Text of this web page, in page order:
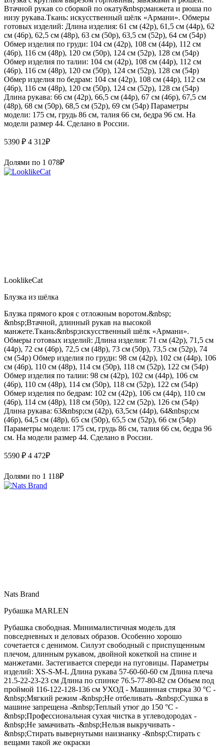
Втачной рукав со сборкой по окату&nbsp;манжета и рюша по
низу рукава.Ткань: искусственный шёлк «Армани». Обмеры
готовых изделий: Длина изделия: 61 см (42р), 61,5 см (44р), 62
см (46р), 62,5 см (48р), 63 см (50р), 63,5 см (52р), 64 см (54р)
Обмер изделия по груди: 104 см (42р), 108 см (44р), 112 см
(46р), 116 см (48р), 120 см (50р), 124 см (52р), 128 см (54р)
Обмер изделия по талии: 104 см (42р), 108 см (44р), 112 см
(46р), 116 см (48р), 120 см (50р), 124 см (52р), 128 см (54р)
Обмер изделия по бедрам: 104 см (42р), 108 см (44р), 112 см
(46р), 116 см (48р), 120 см (50р), 124 см (52р), 128 см (54р)
Длина рукава: 66 см (42р), 66,5 см (44р), 67 см (46р), 67,5 см
(48р), 68 см (50р), 68,5 см (52р), 69 см (54р) Параметры
модели: 175 см, грудь 86 см, талия 66 см, бедра 96 см. На
модели размер 44. Сделано в России.
5390 ₽ 4 312₽
Долями по 1 078₽
LooklikeCat
Блузка из шёлка
Блузка прямого кроя с отложным воротом.&nbsp;
&nbsp;Втачной, длинный рукав на высокой
манжете.Ткань:&nbsp;искусственный шёлк «Армани».
Обмеры готовых изделий: Длина изделия: 71 см (42р), 71,5 см
(44р), 72 см (46р), 72,5 см (48р), 73 см (50р), 73,5 см (52р), 74
см (54р) Обмер изделия по груди: 98 см (42р), 102 см (44р), 106
см (46р), 110 см (48р), 114 см (50р), 118 см (52р), 122 см (54р)
Обмер изделия по талии: 98 см (42р), 102 см (44р), 106 см
(46р), 110 см (48р), 114 см (50р), 118 см (52р), 122 см (54р)
Обмер изделия по бедрам: 102 см (42р), 106 см (44р), 110 см
(46р), 114 см (48р), 118 см (50р), 122 см (52р), 126 см (54р)
Длина рукава: 63&nbsp;см (42р), 63,5см (44р), 64&nbsp;см
(46р), 64,5 см (48р), 65 см (50р), 65,5 см (52р), 66 см (54р)
Параметры модели: 175 см, грудь 86 см, талия 66 см, бедра 96
см. На модели размер 44. Сделано в России.
5590 ₽ 4 472₽
Долями по 1 118₽
Nats Brand
Рубашка MARLEN
Рубашка свободная. Минималистичная модель для
повседневных и деловых образов. Особенно хорошо
сочетается с денимом. Силуэт свободный с приспущенным
плечом, длинным рукавом, двойной кокеткой на спине и
манжетами. Застегивается спереди на пуговицы. Параметры
изделий: XS-S-M-L Длина рукава 57-60-60-60 см Длина плеча
21.5-22-23-23 см Длина по спинке 76.5-77-80-82 см Объем под
проймой 116-122-128-136 см УХОД - Машинная стирка 30 °С -
&nbsp;Мягкий режим -&nbsp;Не отбеливать -&nbsp;Сушка в
машине запрещена -&nbsp;Теплый утюг до 150 °С -
&nbsp;Профессиональная сухая чистка в углеводородах -
&nbsp;Не замачивать -&nbsp;Нельзя выкручивать -
&nbsp;Стирать вывернутыми наизнанку -&nbsp;Стирать с
вещами такой же окраски